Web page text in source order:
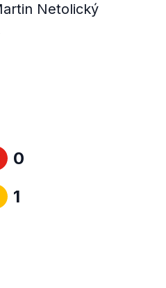
Netolický
0
1